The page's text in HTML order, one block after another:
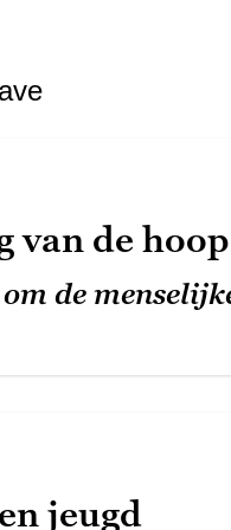
van de hoop
de
jeugd